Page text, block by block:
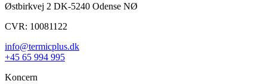
Østbirkvej 2 DK-5240 Odense NØ
CVR: 10081122
info@termicplus.dk
+45 65 994 995
Koncern